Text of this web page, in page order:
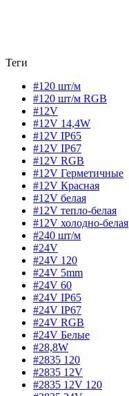
Теги
#120 шт/м
#120 шт/м RGB
#12V
#12V 14,4W
#12V IP65
#12V IP67
#12V RGB
#12V Герметичные
#12V Красная
#12V белая
#12V тепло-белая
#12V холодно-белая
#240 шт/м
#24V
#24V 120
#24V 5mm
#24V 60
#24V IP65
#24V IP67
#24V RGB
#24V Белые
#28,8W
#2835 120
#2835 12V
#2835 12V 120